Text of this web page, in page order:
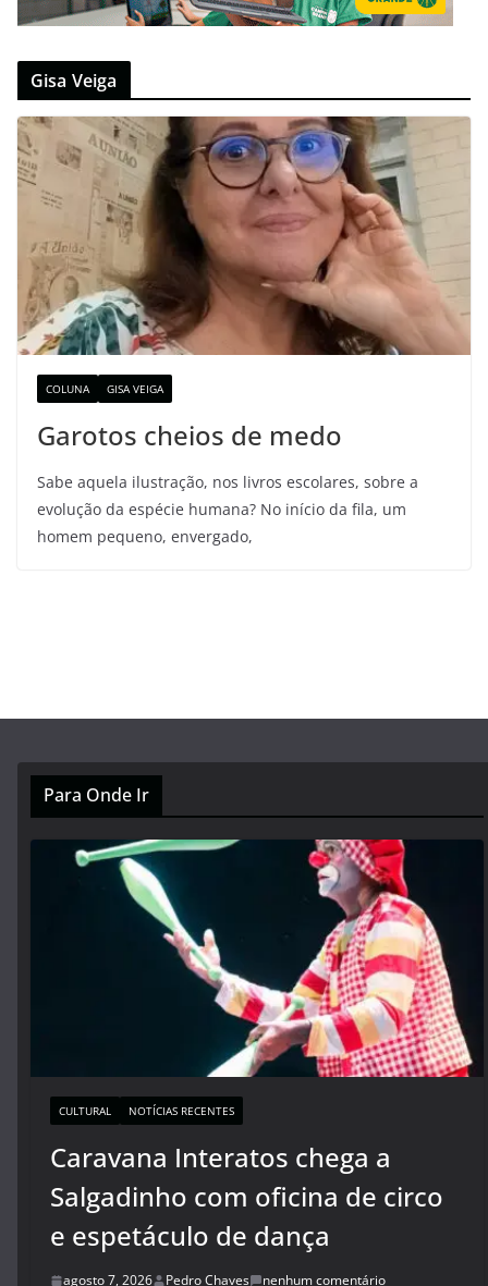
Gisa Veiga
COLUNA GISA VEIGA
Garotos cheios de medo
Sabe aquela ilustração, nos livros escolares, sobre a
evolução da espécie humana? No início da fila, um
homem pequeno, envergado,
Para Onde Ir
CULTURAL NOTÍCIAS RECENTES
Caravana Interatos chega a
Salgadinho com oficina de circo
e espetáculo de dança
agosto 7, 2026 Pedro Chaves nenhum comentário